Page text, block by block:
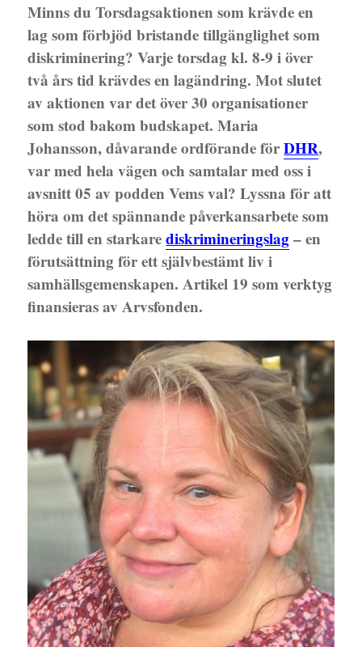
Minns du Torsdagsaktionen som krävde en
lag som förbjöd bristande tillgänglighet som
diskriminering? Varje torsdag kl. 8-9 i över
två års tid krävdes en lagändring. Mot slutet
av aktionen var det över 30 organisationer
som stod bakom budskapet. Maria
Johansson, dåvarande ordförande förDHR,
var med hela vägen och samtalar med oss i
avsnitt 05 av podden Vems val? Lyssna för att
höra om det spännande påverkansarbete som
ledde till en starkarediskrimineringslag– en
förutsättning för ett självbestämt liv i
samhällsgemenskapen. Artikel 19 som verktyg
finansieras av Arvsfonden.